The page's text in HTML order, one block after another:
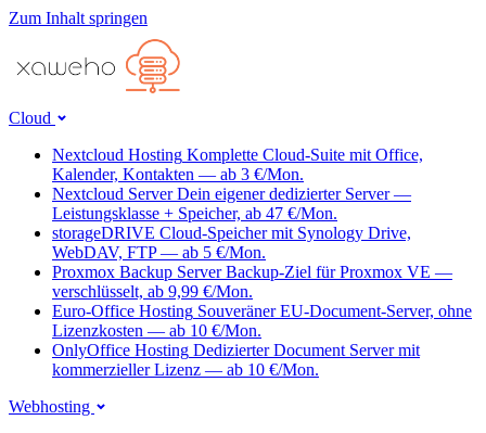
Zum Inhalt springen
Cloud
Nextcloud Hosting Komplette Cloud-Suite mit Office,
Kalender, Kontakten — ab 3 €/Mon.
Nextcloud Server Dein eigener dedizierter Server —
Leistungsklasse + Speicher, ab 47 €/Mon.
storageDRIVE Cloud-Speicher mit Synology Drive,
WebDAV, FTP — ab 5 €/Mon.
Proxmox Backup Server Backup-Ziel für Proxmox VE —
verschlüsselt, ab 9,99 €/Mon.
Euro-Office Hosting Souveräner EU-Document-Server, ohne
Lizenzkosten — ab 10 €/Mon.
OnlyOffice Hosting Dedizierter Document Server mit
kommerzieller Lizenz — ab 10 €/Mon.
Webhosting